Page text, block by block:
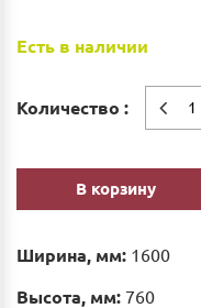
Есть в наличии
Количество :
В корзину
Ширина, мм: 1600
Высота, мм: 760